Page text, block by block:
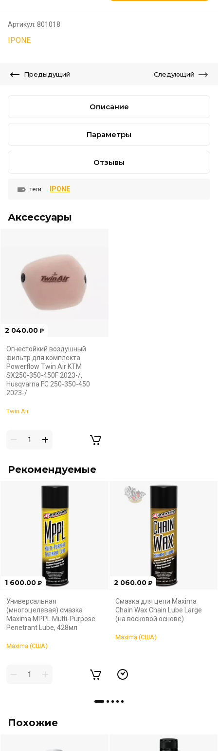
Артикул: 801018
IPONE
Предыдущий Следующий
Описание
Параметры
Отзывы
теги: IPONE
Аксессуары
2 040.00 ₽
Огнестойкий воздушный
фильтр для комплекта
Powerflow Twin Air KTM
SX250-350-450F 2023-/,
Husqvarna FC 250-350-450
2023-/
Twin Air
Рекомендуемые
1 600.00 ₽
Универсальная
(многоцелевая) смазка
Maxima MPPL Multi-Purpose
Penetrant Lube, 428мл
Maxima (США)
2 060.00 ₽
Смазка для цепи Maxima
Chain Wax Chain Lube Large
(на восковой основе)
Maxima (США)
Похожие